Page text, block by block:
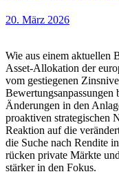
20. März 2026
Wie aus einem aktuellen
Asset-Allokation der
vom gestiegenen
Bewertungsanpassungen
Änderungen in den
proaktiven strategischen
Reaktion auf die
die Suche nach Rendite
rücken private Märkte
stärker in den Fokus.